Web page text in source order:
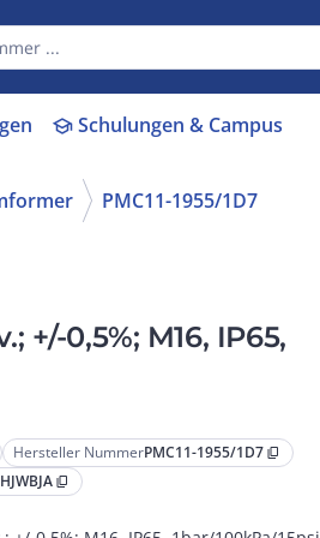
schoolSchulungen & Campus
PMC11-1955/1D7
Hersteller NummerPMC11-1955/1D7 content_copy
content_copy